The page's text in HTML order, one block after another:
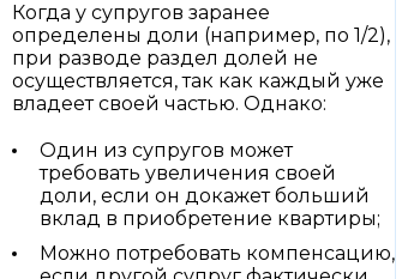
Когда у супругов заранее
определены доли (например, по 1/2),
при разводе раздел долей не
осуществляется, так как каждый уже
владеет своей частью. Однако:
Один из супругов может
требовать увеличения своей
доли, если он докажет больший
вклад в приобретение квартиры;
Можно потребовать компенсацию,